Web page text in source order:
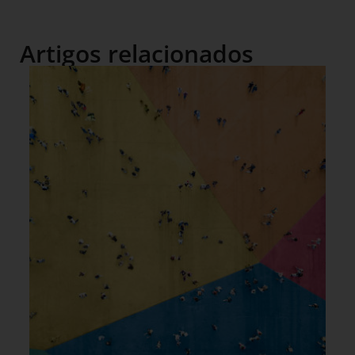
Artigos relacionados